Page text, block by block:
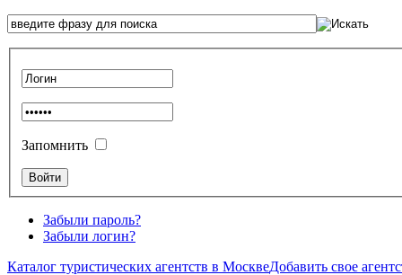
Запомнить
Забыли пароль?
Забыли логин?
Каталог туристических агентств в МосквеДобавить свое